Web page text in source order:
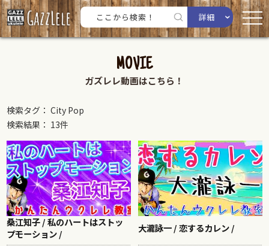
詳細
MOVIE
ガズレレ動画はこちら！
検索タグ： City Pop
検索結果： 13件
桑江知子 / 私のハートはストッ
プモーション /
大瀧詠一 / 恋するカレン /